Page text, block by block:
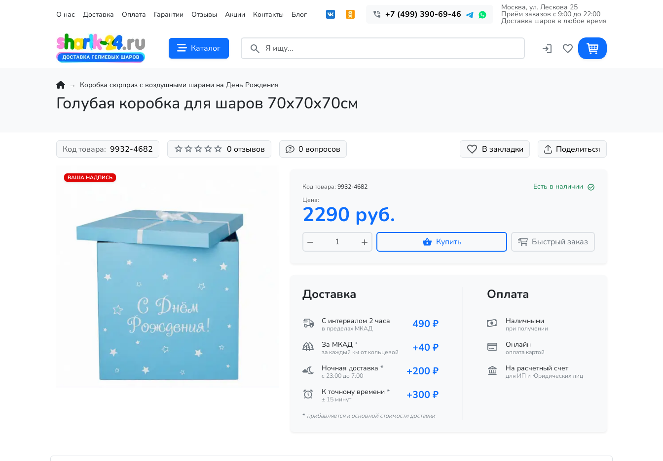
О нас Доставка Оплата Гарантии Отзывы Акции Контакты Блог +7 (499) 390-69-46
Москва, ул. Лескова 25
Приём заказов c 9:00 до 22:00
Доставка шаров в любое время
Каталог
Коробка сюрприз с воздушными шарами на День Рождения
Голубая коробка для шаров 70х70х70см
Код товара: 9932-4682 0 отзывов 0 вопросов В закладки Поделиться
ВАША НАДПИСЬ
Код товара: 9932-4682 Есть в наличии
Цена:
2290 руб.
Купить Быстрый заказ
Доставка
С интервалом 2 часа
в пределах МКАД 490 ₽
За МКАД *
за каждый км от кольцевой +40 ₽
Ночная доставка *
c 23:00 до 7:00 +200 ₽
К точному времени *
± 15 минут +300 ₽
* прибавляется к основной стоимости доставки
Оплата
Наличными
при получении
Онлайн
оплата картой
На расчетный счет
для ИП и Юридических лиц